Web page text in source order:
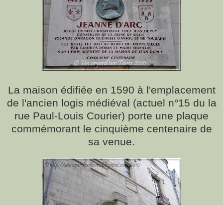
La maison édifiée en 1590 à l'emplacement
de l'ancien logis médiéval (actuel n°15 du la
rue Paul-Louis Courier) porte une plaque
commémorant le cinquième centenaire de
sa venue.